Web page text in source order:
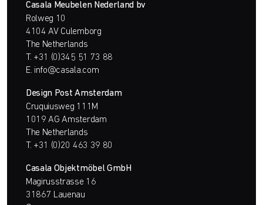
Casala Meubelen Nederland bv
Rolweg 10
4104 AV Culemborg
The Netherlands
T. +31 (0)345 51 73 88
E. info@casala.com
Design Post Amsterdam
Cruquiusweg 111M
1019 AG Amsterdam
The Netherlands
T. +31 (0)20 463 39 80
Casala Objektmöbel GmbH
Magirusstrasse 16
31867 Lauenau